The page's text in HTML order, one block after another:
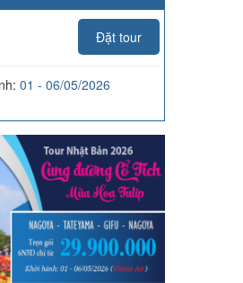
Đặt tour
01 - 06/05/2026